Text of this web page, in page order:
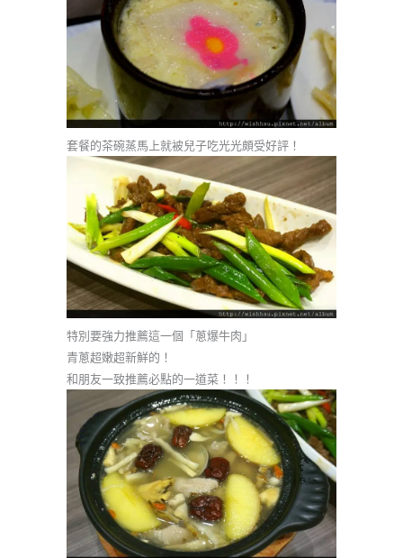
套餐的茶碗蒸馬上就被兒子吃光光頗受好評！
特別要強力推薦這一個「蔥爆牛肉」
青蔥超嫩超新鮮的！
和朋友一致推薦必點的一道菜！！！